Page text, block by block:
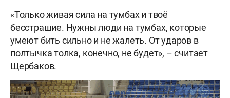
«Только живая сила на тумбах и твоё
бесстрашие. Нужны люди на тумбах, которые
умеют бить сильно и не жалеть. От ударов в
полтычка толка, конечно, не будет», – считает
Щербаков.